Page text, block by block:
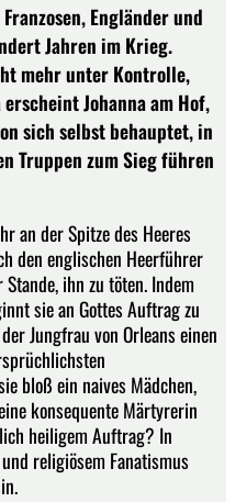
Engländer und
Jahren im Krieg.
mehr unter Kontrolle,
Johanna am Hof,
sich selbst behauptet, in
Truppen zum Sieg führen
an der Spitze des Heeres
den englischen Heerführer
ihn zu töten. Indem
sie an Gottes Auftrag zu
Jungfrau von Orleans einen
bloß ein naives Mädchen,
konsequente Märtyrerin
heiligem Auftrag? In
religiösem Fanatismus